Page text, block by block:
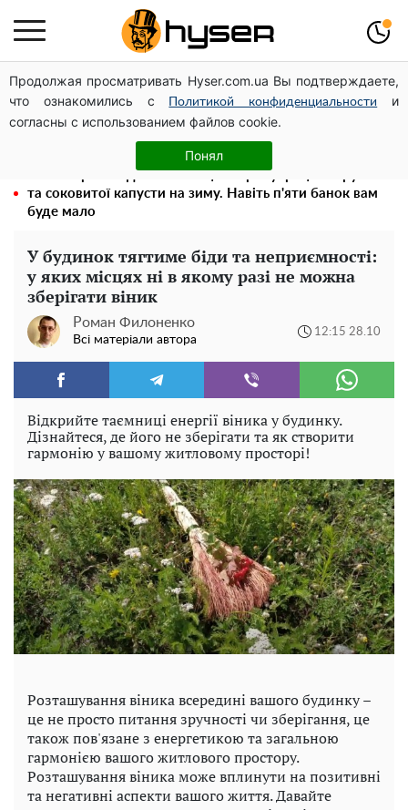
Продолжая просматривать Hyser.com.ua Вы подтверждаете,
что ознакомились с
Политикой конфиденциальности
и
согласны с использованием файлов cookie.
Понял
Олена Тополя злив відео – це далеко не все: фронтмен
"Антитіла" Тарас Тополя став наступним
Повністю гола Анна Трінчер блиснула "принадами":
таких розмірів ви ще не бачили
та соковитої капусти на зиму. Навіть п'яти банок вам
буде мало
У будинок тягтиме біди та неприємності:
у яких місцях ні в якому разі не можна
зберігати віник
Роман Филоненко
Всі матеріали автора
12:15 28.10
Відкрийте таємниці енергії віника у будинку.
Дізнайтеся, де його не зберігати та як створити
гармонію у вашому житловому просторі!
Розташування віника всередині вашого будинку –
це не просто питання зручності чи зберігання, це
також пов'язане з енергетикою та загальною
гармонією вашого житлового простору.
Розташування віника може вплинути на позитивні
та негативні аспекти вашого життя. Давайте